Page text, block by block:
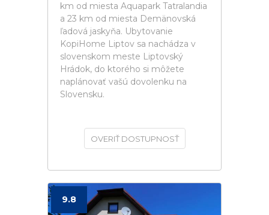
km od miesta Aquapark Tatralandia
a 23 km od miesta Demänovská
ľadová jaskyňa. Ubytovanie
KopiHome Liptov sa nachádza v
slovenskom meste Liptovský
Hrádok, do ktorého si môžete
naplánovať vašú dovolenku na
Slovensku.
OVERIŤ DOSTUPNOSŤ
9.8